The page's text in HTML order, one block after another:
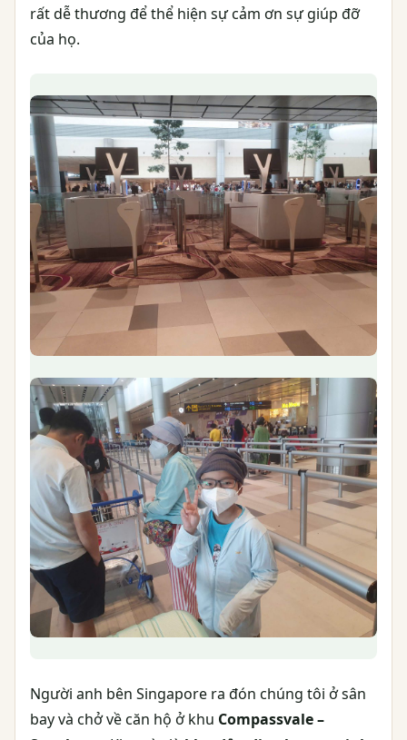
rất dễ thương để thể hiện sự cảm ơn sự giúp đỡ
của họ.
Người anh bên Singapore ra đón chúng tôi ở sân
bay và chở về căn hộ ở khu Compassvale –